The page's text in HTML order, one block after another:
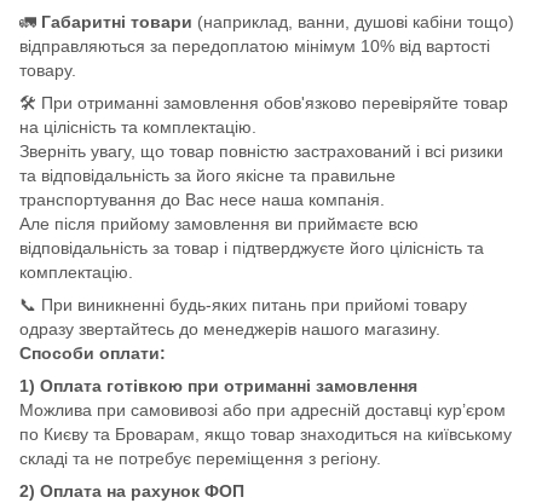
🚛 Габаритні товари (наприклад, ванни, душові кабіни тощо)
відправляються за передоплатою мінімум 10% від вартості
товару.
🛠️ При отриманні замовлення обов'язково перевіряйте товар
на цілісність та комплектацію.
Зверніть увагу, що товар повністю застрахований і всі ризики
та відповідальність за його якісне та правильне
транспортування до Вас несе наша компанія.
Але після прийому замовлення ви приймаєте всю
відповідальність за товар і підтверджуєте його цілісність та
комплектацію.
📞 При виникненні будь-яких питань при прийомі товару
одразу звертайтесь до менеджерів нашого магазину.
Способи оплати:
1) Оплата готівкою при отриманні замовлення
Можлива при самовивозі або при адресній доставці кур’єром
по Києву та Броварам, якщо товар знаходиться на київському
складі та не потребує переміщення з регіону.
2) Оплата на рахунок ФОП